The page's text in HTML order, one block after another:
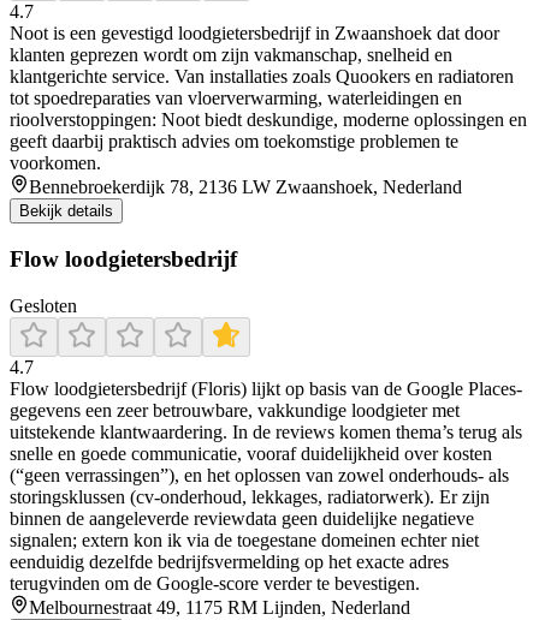
4.7
Noot is een gevestigd loodgietersbedrijf in Zwaanshoek dat door
klanten geprezen wordt om zijn vakmanschap, snelheid en
klantgerichte service. Van installaties zoals Quookers en radiatoren
tot spoedreparaties van vloerverwarming, waterleidingen en
rioolverstoppingen: Noot biedt deskundige, moderne oplossingen en
geeft daarbij praktisch advies om toekomstige problemen te
voorkomen.
Bennebroekerdijk 78, 2136 LW Zwaanshoek, Nederland
Bekijk details
Flow loodgietersbedrijf
Gesloten
4.7
Flow loodgietersbedrijf (Floris) lijkt op basis van de Google Places-
gegevens een zeer betrouwbare, vakkundige loodgieter met
uitstekende klantwaardering. In de reviews komen thema’s terug als
snelle en goede communicatie, vooraf duidelijkheid over kosten
(“geen verrassingen”), en het oplossen van zowel onderhouds- als
storingsklussen (cv-onderhoud, lekkages, radiatorwerk). Er zijn
binnen de aangeleverde reviewdata geen duidelijke negatieve
signalen; extern kon ik via de toegestane domeinen echter niet
eenduidig dezelfde bedrijfsvermelding op het exacte adres
terugvinden om de Google-score verder te bevestigen.
Melbournestraat 49, 1175 RM Lijnden, Nederland